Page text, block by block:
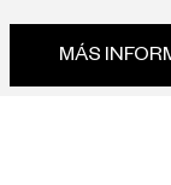
MÁS